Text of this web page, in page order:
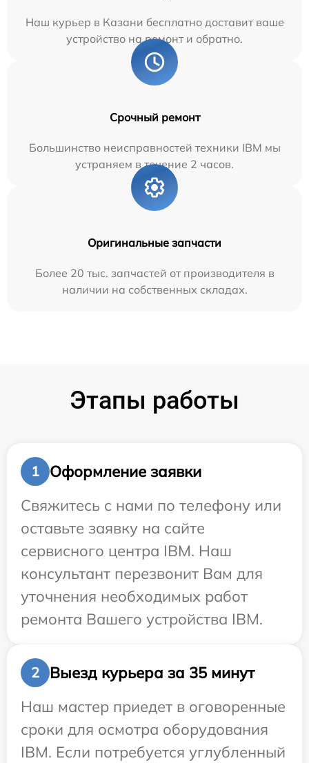
Наш курьер в Казани бесплатно доставит ваше
устройство на ремонт и обратно.
Срочный ремонт
Большинство неисправностей техники IBM мы
устраняем в течение 2 часов.
Оригинальные запчасти
Более 20 тыс. запчастей от производителя в
наличии на собственных складах.
Этапы работы
1
Оформление заявки
Свяжитесь с нами по телефону или
оставьте заявку на сайте
сервисного центра IBM. Наш
консультант перезвонит Вам для
уточнения необходимых работ
ремонта Вашего устройства IBM.
2
Выезд курьера за 35 минут
Наш мастер приедет в оговоренные
сроки для осмотра оборудования
IBM. Если потребуется углубленный